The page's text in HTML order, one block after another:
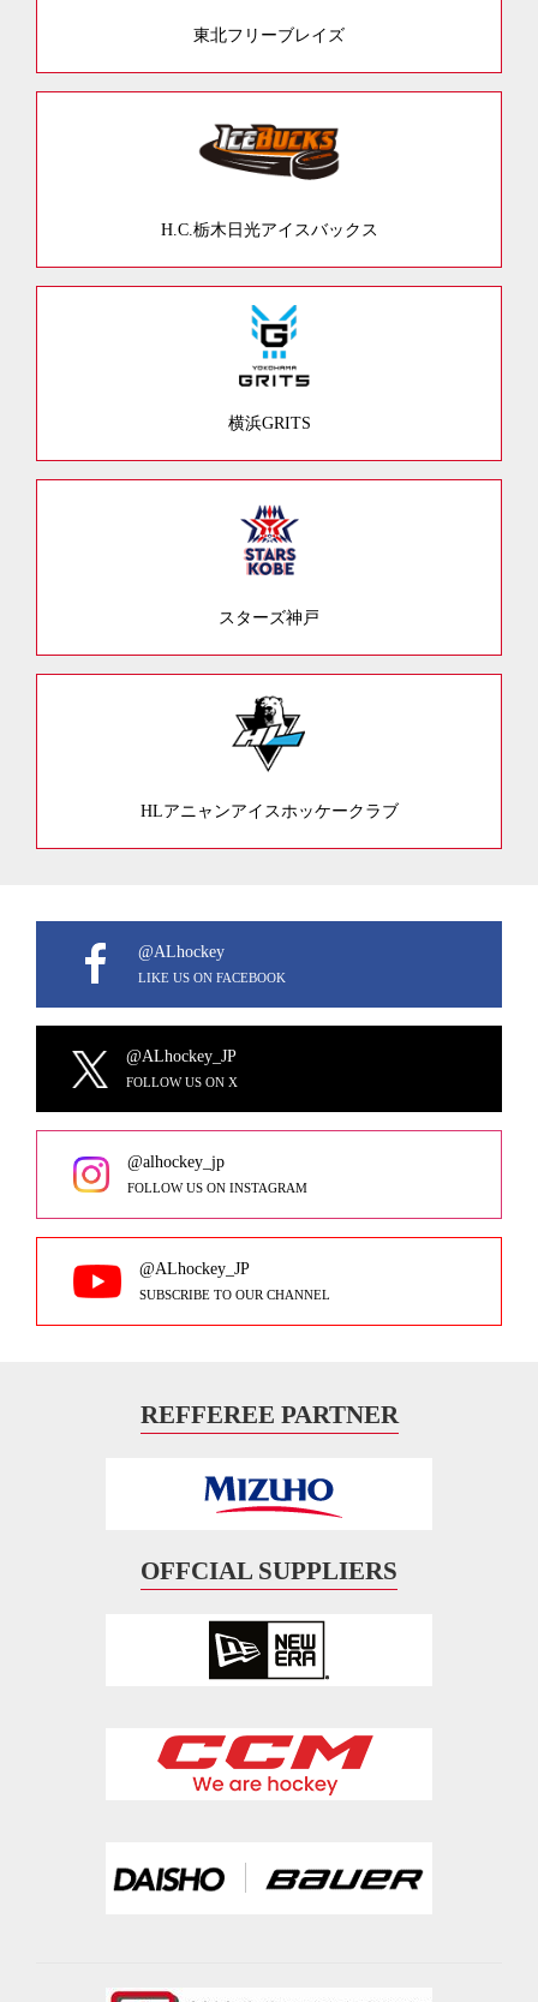
東北フリーブレイズ
H.C.栃木日光アイスバックス
横浜GRITS
スターズ神戸
HLアニャンアイスホッケークラブ
@ALhockey
LIKE US ON FACEBOOK
@ALhockey_JP
FOLLOW US ON X
@alhockey_jp
FOLLOW US ON INSTAGRAM
@ALhockey_JP
SUBSCRIBE TO OUR CHANNEL
REFFEREE PARTNER
OFFCIAL SUPPLIERS